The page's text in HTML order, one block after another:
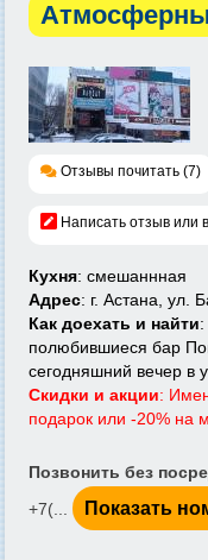
Отзывы почитать (7)
Написать отзыв или
Кухня: смешаннная
Адрес: г. Астана, ул.
Как доехать и найти
полюбившиеся бар
сегодняшний вечер в
Скидки и акции:
подарок или -20% на
Позвонить без
+7(...
Показать